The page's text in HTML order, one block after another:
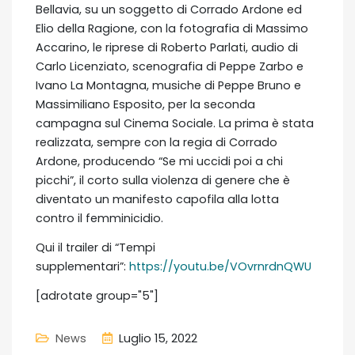
Bellavia, su un soggetto di Corrado Ardone ed
Elio della Ragione, con la fotografia di Massimo
Accarino, le riprese di Roberto Parlati, audio di
Carlo Licenziato, scenografia di Peppe Zarbo e
Ivano La Montagna, musiche di Peppe Bruno e
Massimiliano Esposito, per la seconda
campagna sul Cinema Sociale. La prima è stata
realizzata, sempre con la regia di Corrado
Ardone, producendo “Se mi uccidi poi a chi
picchi”, il corto sulla violenza di genere che è
diventato un manifesto capofila alla lotta
contro il femminicidio.
Qui il trailer di “Tempi
supplementari”: https://youtu.be/VOvrnrdnQWU
[adrotate group="5"]
News Luglio 15, 2022